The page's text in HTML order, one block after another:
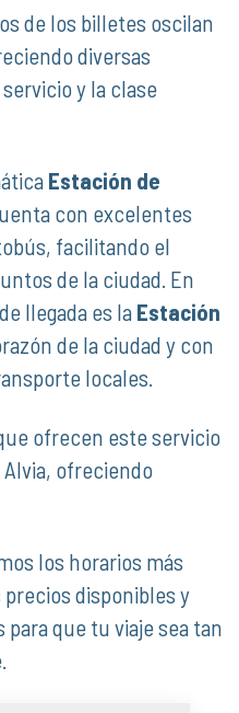
de los billetes oscilan
diversas
y la clase
Estación de
con excelentes
facilitando el
de la ciudad. En
llegada es la Estación
de la ciudad y con
locales.
ofrecen este servicio
ofreciendo
los horarios más
disponibles y
que tu viaje sea tan